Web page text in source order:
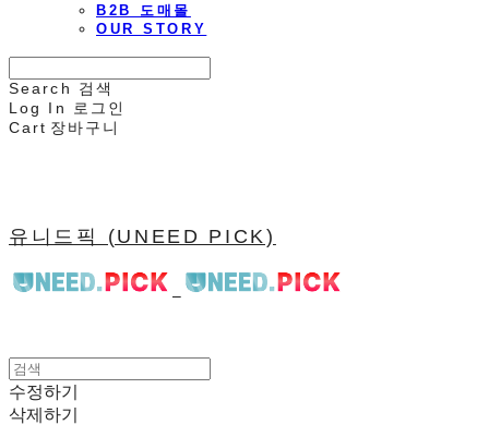
B2B 도매몰
OUR STORY
Search
검색
Log In
로그인
Cart 장바구니
유니드픽 (UNEED PICK)
수정하기
삭제하기